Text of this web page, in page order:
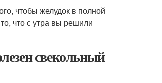
чтобы желудок в полной
что с утра вы решили
свекольный